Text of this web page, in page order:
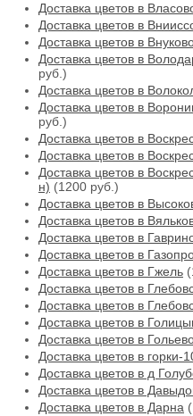
Доставка цветов в
Доставка цветов в
Доставка цветов в
Доставка цветов в
руб.)
Доставка цветов в
Доставка цветов в
руб.)
Доставка цветов в
Доставка цветов в
Доставка цветов в
н) (1200 руб.)
Доставка цветов в
Доставка цветов в
Доставка цветов в
Доставка цветов в
Доставка цветов в Гжель
Доставка цветов в
Доставка цветов в
Доставка цветов в
Доставка цветов в
Доставка цветов в горки-
Доставка цветов в д
Доставка цветов в
Доставка цветов в Дарна